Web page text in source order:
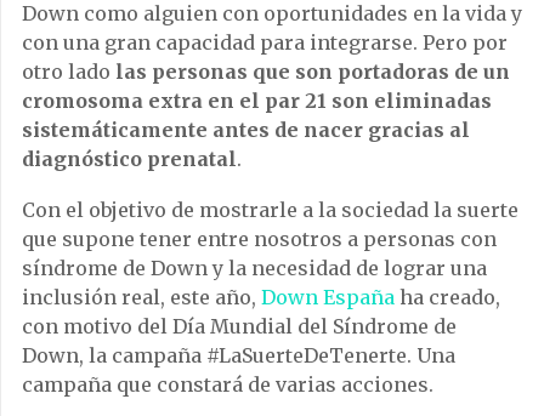
Down como alguien con oportunidades en la vida y
con una gran capacidad para integrarse. Pero por
otro lado las personas que son portadoras de un
cromosoma extra en el par 21 son eliminadas
sistemáticamente antes de nacer gracias al
diagnóstico prenatal.
Con el objetivo de mostrarle a la sociedad la suerte
que supone tener entre nosotros a personas con
síndrome de Down y la necesidad de lograr una
inclusión real, este año, Down España ha creado,
con motivo del Día Mundial del Síndrome de
Down, la campaña #LaSuerteDeTenerte. Una
campaña que constará de varias acciones.